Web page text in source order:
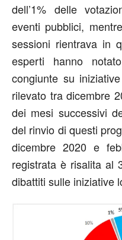
dell’1% delle
eventi pubblici,
sessioni rientrava in
esperti hanno
congiunte su
rilevato tra dicembre
dei mesi successivi
del rinvio di questi
dicembre 2020 e
registrata è risalita al
dibattiti sulle iniziative